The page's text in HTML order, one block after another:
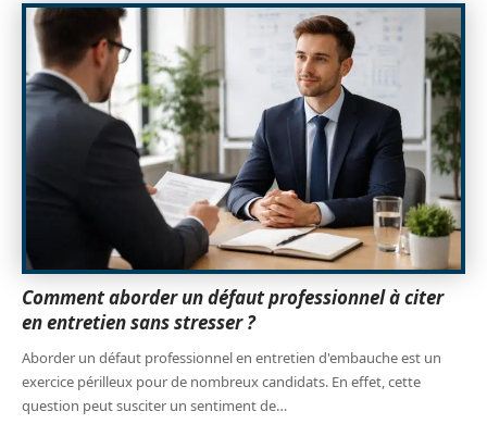
Comment aborder un défaut professionnel à citer
en entretien sans stresser ?
Aborder un défaut professionnel en entretien d'embauche est un
exercice périlleux pour de nombreux candidats. En effet, cette
question peut susciter un sentiment de…